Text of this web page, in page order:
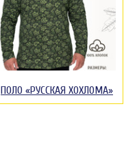
ПОЛО «РУССКАЯ ХОХЛОМА»